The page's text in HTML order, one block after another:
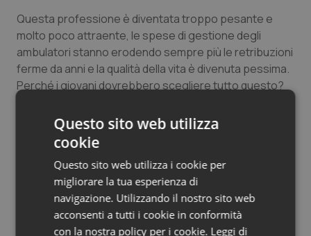
Tiroide
Tumore al seno
Tumore ovarico
Tumori del Polmone & Testa Collo
Tumori gastrointestinali
Ulcera & Reflusso
Vaccini
Questa professione è diventata troppo pesante e
molto poco attraente, le spese di gestione degli
ambulatori stanno erodendo sempre più le retribuzioni
ferme da anni e la qualità della vita è divenuta pessima.
Perché i giovani dovrebbero scegliere tutto questo?
Prima la politica se ne renderà conto e prima forse
sarà possibile invertire la tendenza e salvare uno dei
servizi che hanno reso il nostro SSN universalistico,
ugualitario ed equo.
Onella Mancin
Medico di medicina generale
Questo sito web utilizza
cookie
Questo sito web utilizza i cookie per
migliorare la tua esperienza di
navigazione. Utilizzando il nostro sito web
acconsenti a tutti i cookie in conformità
con la nostra policy per i cookie. Leggi di